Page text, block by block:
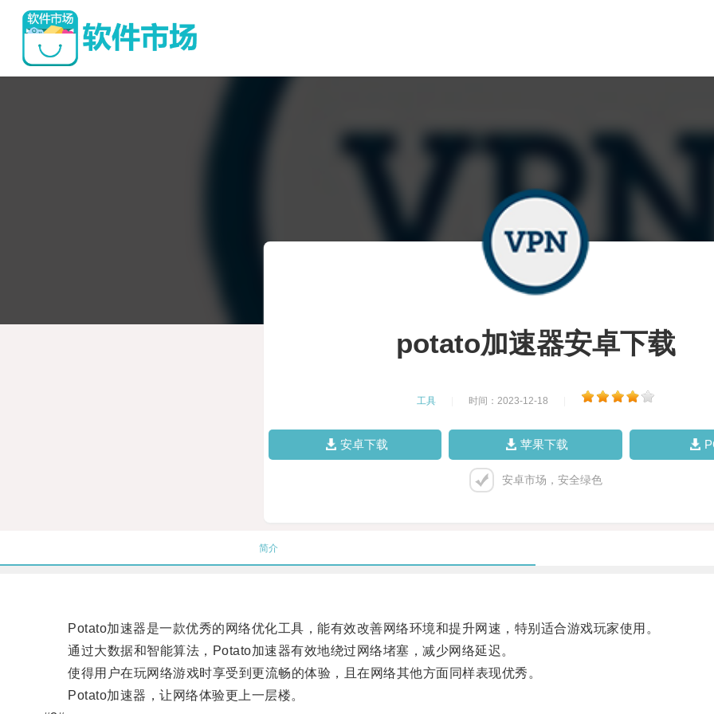
potato加速器安卓下载
工具 时间：2023-12-18
安卓下载 苹果下载
安卓市场，安全绿色
简介
Potato加速器是一款优秀的网络优化工具，能有效改善网络环境和提升网速，特别适合游戏玩家使用。
通过大数据和智能算法，Potato加速器有效地绕过网络堵塞，减少网络延迟。
使得用户在玩网络游戏时享受到更流畅的体验，且在网络其他方面同样表现优秀。
Potato加速器，让网络体验更上一层楼。